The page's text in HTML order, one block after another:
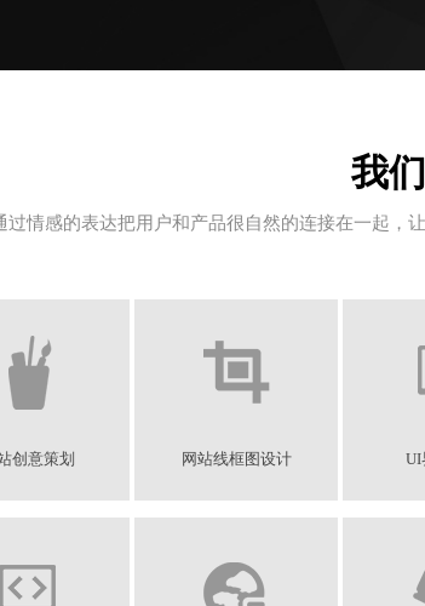
我
过情感的表达把用户和产品很自然的连接在一起，
创意策划 网站线框图设计 UI